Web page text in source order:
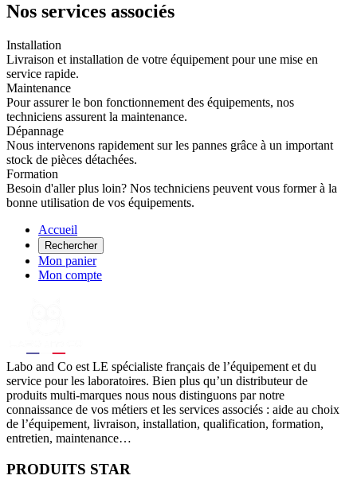
Nos services associés
Installation
Livraison et installation de votre équipement pour une mise en
service rapide.
Maintenance
Pour assurer le bon fonctionnement des équipements, nos
techniciens assurent la maintenance.
Dépannage
Nous intervenons rapidement sur les pannes grâce à un important
stock de pièces détachées.
Formation
Besoin d'aller plus loin? Nos techniciens peuvent vous former à la
bonne utilisation de vos équipements.
Accueil
Rechercher
Mon panier
Mon compte
Labo and Co est LE spécialiste français de l’équipement et du
service pour les laboratoires. Bien plus qu’un distributeur de
produits multi-marques nous nous distinguons par notre
connaissance de vos métiers et les services associés : aide au choix
de l’équipement, livraison, installation, qualification, formation,
entretien, maintenance…
PRODUITS STAR